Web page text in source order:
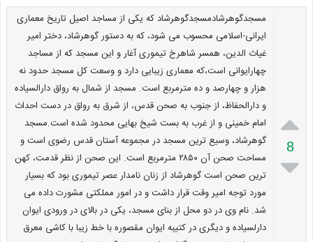

8

مسجدگوهرشادمسجدگوهرشاد که یکی از مساجد اصیل تاریخ معماری
ایرانی-اسلامی محسوب می شود، که به دستور گوهرشاد، دختر امیر
غیاث الدین، همسر شاهرخ تیموری آغار و این مسجد که از مساجد
چهارایوانی است،که معماری زیبایی دارد و وسعت کل مسجد حدود نه
هزار و چهارصد و ده مترمربع است. مسجد از شمال به رواق دارالسیاده
و دارالحفاظ، از جنوب به صحن قدس، از شرق به رواق در دست احداث
امام خمینی و از غرب به بست شیخ بهایی محدود شده است.مسجد
گوهرشاد، وسیع ترین مسجد در مجموعه آستان قدس رضوی است و
مساحت صحن آن ۲۸۵۰ مترمربع است. این صحن از نظر قدمت، کهن
ترین صحن است گوهرشاد از زنان نامدار عصر تیموری بود که بسیار
مورد توجه امیر وقت قرار داشت و در امور مملکتی مشورت داده می
شد. نام وی در دو محل از بنای مسجد، یکی در بالای در ورودی ایوان
دارلسیاده و دیگری در کتیبه ایوان مقصوره با خط زیبا با کاشی معرق